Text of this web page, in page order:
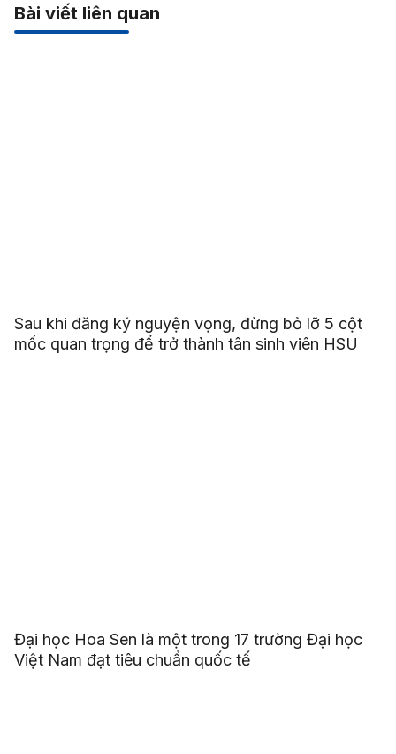
Bài viết liên quan
Sau khi đăng ký nguyện vọng, đừng bỏ lỡ 5 cột
mốc quan trọng để trở thành tân sinh viên HSU
Đại học Hoa Sen là một trong 17 trường Đại học
Việt Nam đạt tiêu chuẩn quốc tế